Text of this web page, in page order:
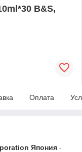
B&S,
Оплата
Япония -